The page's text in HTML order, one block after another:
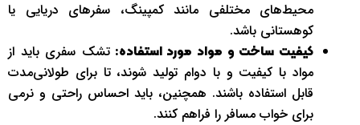
محیط‌های مختلفی مانند کمپینگ، سفرهای دریایی یا
کوهستانی باشد.
کیفیت ساخت و مواد مورد استفاده: تشک سفری باید از
مواد با کیفیت و با دوام تولید شوند، تا برای طولانی‌مدت
قابل استفاده باشند. همچنین، باید احساس راحتی و نرمی
برای خواب مسافر را فراهم کنند.